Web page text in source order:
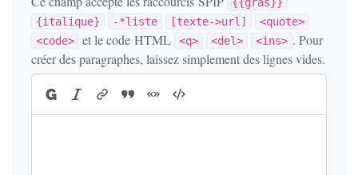
{italique}
-*liste [texte->url]
<quote>
<code>
et le code HTML <q> <del> <ins> . Pour
créer des paragraphes, laissez simplement des lignes vides.